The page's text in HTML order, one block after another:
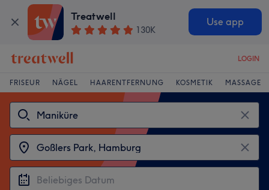
Treatwell
130K
Use app
LOGIN
FRISEUR NÄGEL HAARENTFERNUNG KOSMETIK MASSAGE